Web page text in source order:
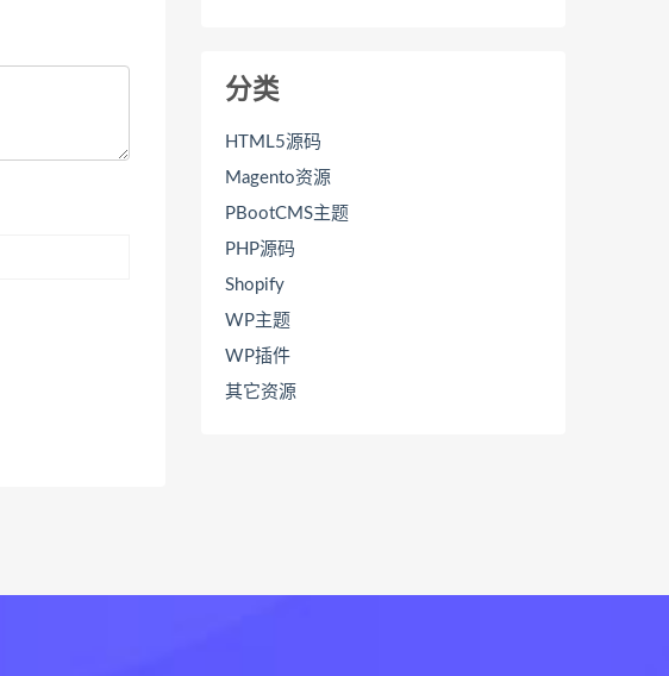
分类
HTML5源码
Magento资源
PBootCMS主题
PHP源码
Shopify
WP主题
WP插件
其它资源